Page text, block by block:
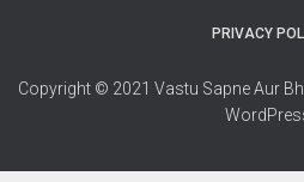
PRIVACY
Copyright © 2021 Vastu Sapne Aur